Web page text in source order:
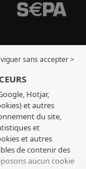
sans accepter >
Hotjar,
et autres
du site,
et
et autres
de contenir des
aucun cookie